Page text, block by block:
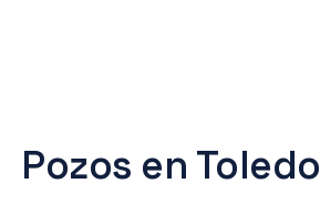
Pozos en Toledo